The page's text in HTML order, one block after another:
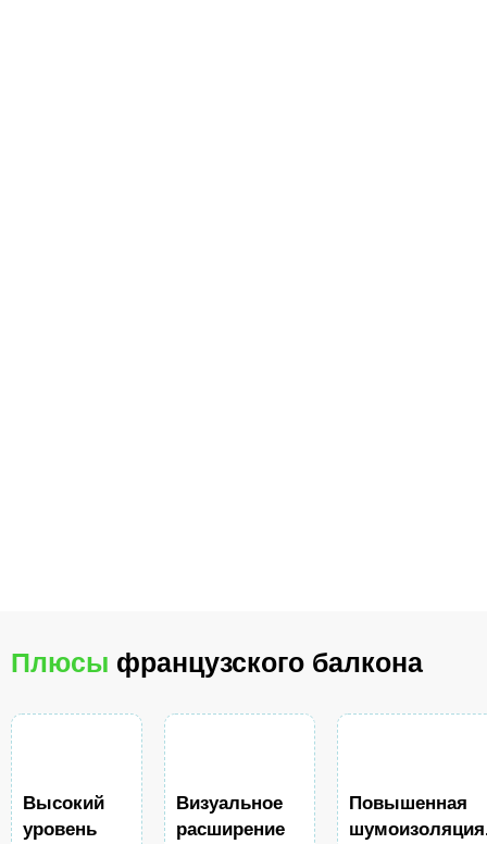
Плюсы французского балкона
Высокий
уровень
Визуальное
расширение
Повышенная